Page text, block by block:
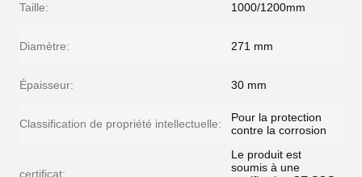
Taille: 1000/1200mm
Diamètre: 271 mm
Épaisseur: 30 mm
Classification de propriété intellectuelle:
Pour la protection
contre la corrosion
certificat:
Le produit est
soumis à une